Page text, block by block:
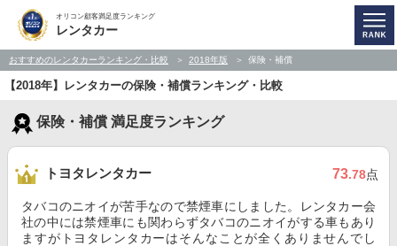
オリコン顧客満足度ランキング
レンタカー
おすすめのレンタカーランキング・比較 2018年版 保険・補償
【2018年】レンタカーの保険・補償ランキング・比較
保険・補償 満足度ランキング
トヨタレンタカー 73.78点
タバコのニオイが苦手なので禁煙車にしました。レンタカー会
社の中には禁煙車にも関わらずタバコのニオイがする車もあり
ますがトヨタレンタカーはそんなことが全くありませんでし